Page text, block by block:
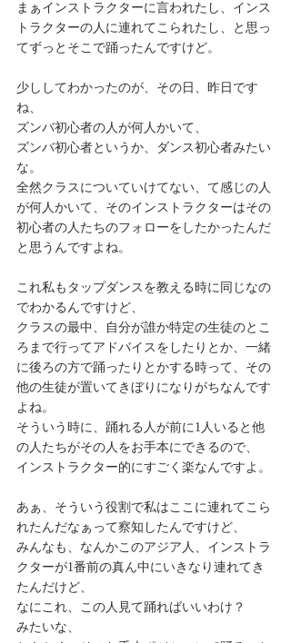
まぁインストラクターに言われたし、インス
トラクターの人に連れてこられたし、と思っ
てずっとそこで踊ったんですけど。
少ししてわかったのが、その日、昨日です
ね、
ズンバ初心者の人が何人かいて、
ズンバ初心者というか、ダンス初心者みたい
な。
全然クラスについていけてない、て感じの人
が何人かいて、そのインストラクターはその
初心者の人たちのフォローをしたかったんだ
と思うんですよね。
これ私もタップダンスを教える時に同じなの
でわかるんですけど、
クラスの最中、自分が誰か特定の生徒のとこ
ろまで行ってアドバイスをしたりとか、一緒
に後ろの方で踊ったりとかする時って、その
他の生徒が置いてきぼりになりがちなんです
よね。
そういう時に、踊れる人が前に1人いると他
の人たちがその人をお手本にできるので、
インストラクター的にすごく楽なんですよ。
あぁ、そういう役割で私はここに連れてこら
れたんだなぁって察知したんですけど、
みんなも、なんかこのアジア人、インストラ
クターが1番前の真ん中にいきなり連れてき
たんだけど、
なにこれ、この人見て踊ればいいわけ？
みたいな、